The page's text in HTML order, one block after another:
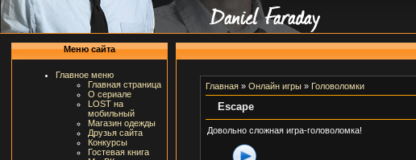
Меню сайта
Главное меню
Главная страница
О сериале
LOST на
мобильный
Магазин одежды
Друзья сайта
Конкурсы
Гостевая книга
Главная» Онлайн игры» Головоломки
Escape
Довольно сложная игра-головоломка!